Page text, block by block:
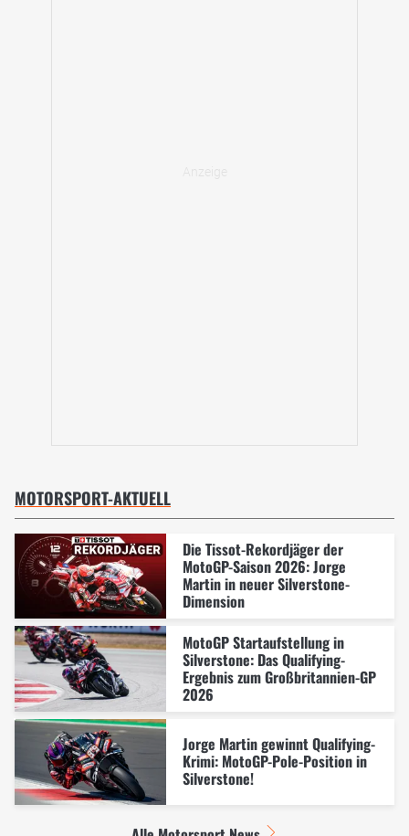
MOTORSPORT-AKTUELL
Die Tissot-Rekordjäger der
MotoGP-Saison 2026: Jorge
Martin in neuer Silverstone-
Dimension
MotoGP Startaufstellung in
Silverstone: Das Qualifying-
Ergebnis zum Großbritannien-GP
2026
Jorge Martin gewinnt Qualifying-
Krimi: MotoGP-Pole-Position in
Silverstone!